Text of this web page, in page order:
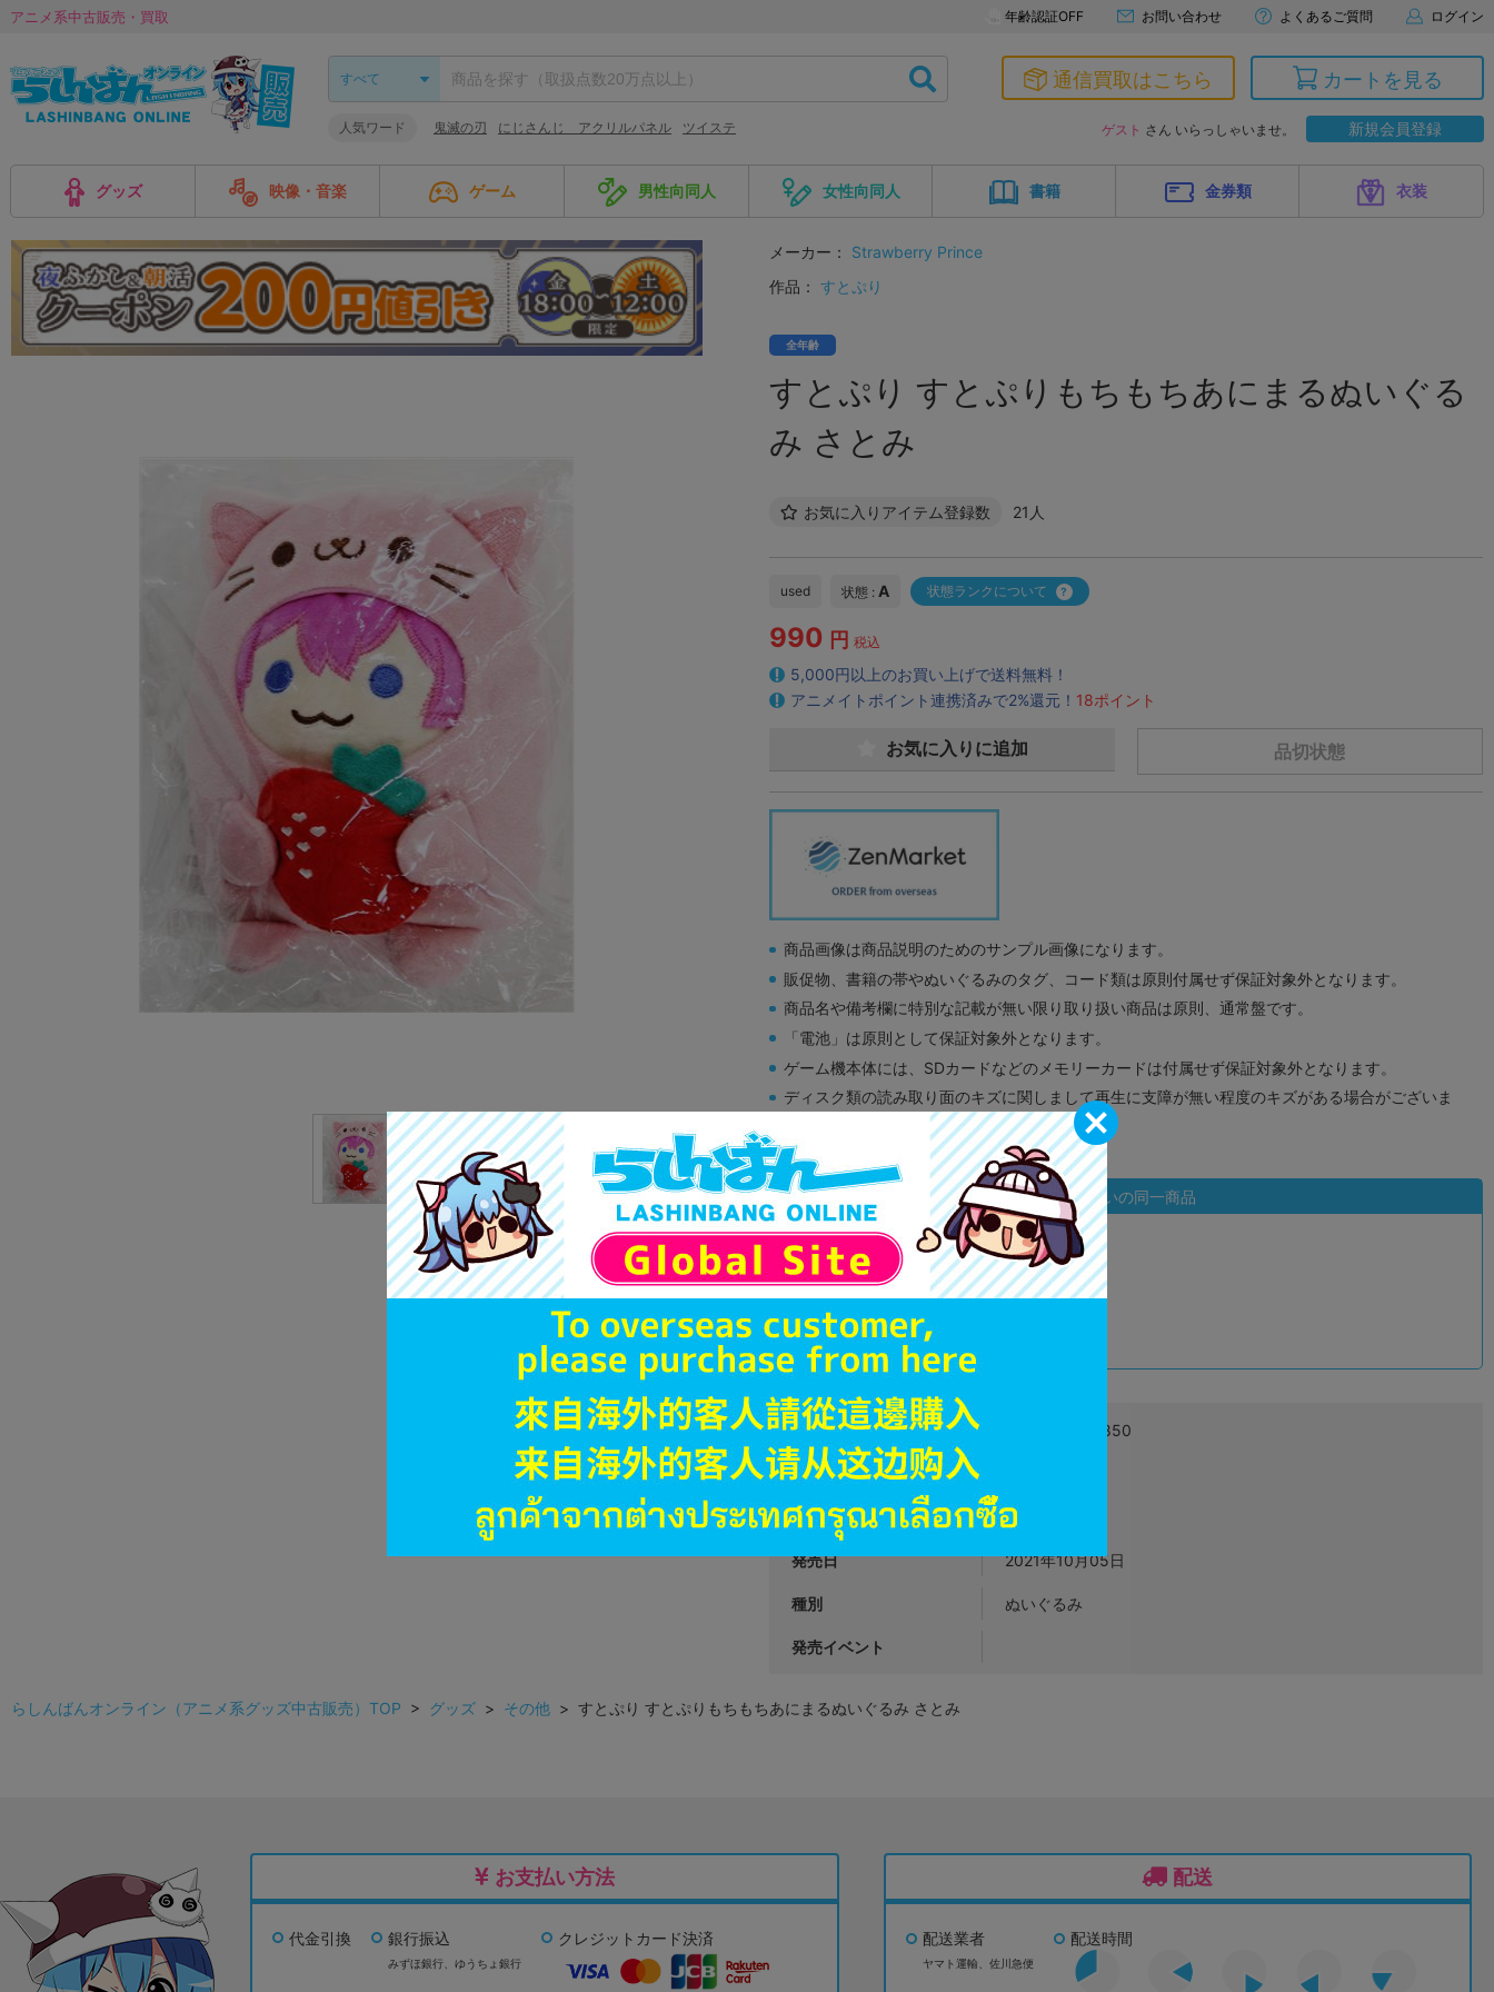
アニメ系中古販売・買取 年齢認証OFF お問い合わせ よくあるご質問 ログイン
人気ワード 鬼滅の刃 にじさんじ アクリルパネル ツイステ
通信買取はこちら カートを見る
ゲスト さん いらっしゃいませ。 新規会員登録
グッズ 映像・音楽 ゲーム 男性向同人 女性向同人 書籍 金券類 衣装
メーカー：
Strawberry Prince
作品： すとぷり
全年齢
すとぷり すとぷりもちもちあにまるぬいぐる
み さとみ
お気に入りアイテム登録数 21人
used 状態 : A 状態ランクについて
990 円 税込
5,000円以上のお買い上げで送料無料！
アニメイトポイント連携済みで2%還元！ 18ポイント
品切状態
お気に入りに追加
商品画像は商品説明のためのサンプル画像になります。
販促物、書籍の帯やぬいぐるみのタグ、コード類は原則付属せず保証対象外となります。
商品名や備考欄に特別な記載が無い限り取り扱い商品は原則、通常盤です。
「電池」は原則として保証対象外となります。
ゲーム機本体には、SDカードなどのメモリーカードは付属せず保証対象外となります。
ディスク類の読み取り面のキズに関しまして再生に支障が無い程度のキズがある場合がございま
※詳細につきましてはコチラ
状態違いの同一商品
状態 :A
新座流通センター
在庫あり 590円 税込
JANコード 4580642972850
商品番号
商品カテゴリ グッズ
発売日 2021年10月05日
種別 ぬいぐるみ
発売イベント
らしんばんオンライン（アニメ系グッズ中古販売）TOP > グッズ > その他 > すとぷり すとぷりもちもちあにまるぬいぐるみ さとみ
お支払い方法
代金引換 銀行振込
みずほ銀行、 ゆうちょ銀行
クレジットカード決済
配送
配送業者
ヤマト運輸、佐川急便
配送時間